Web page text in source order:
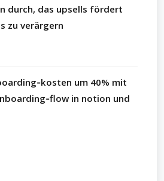
durch, das upsells fördert
zu verärgern
um 40% mit
in notion und